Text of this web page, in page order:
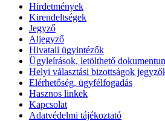
Hirdetmények
Kirendeltségek
Jegyző
Aljegyző
Hivatali ügyintézők
Ügyleírások, letölthető
Helyi választási bizottságok
Elérhetőség, ügyfélfogadás
Hasznos linkek
Kapcsolat
Adatvédelmi tájékoztató